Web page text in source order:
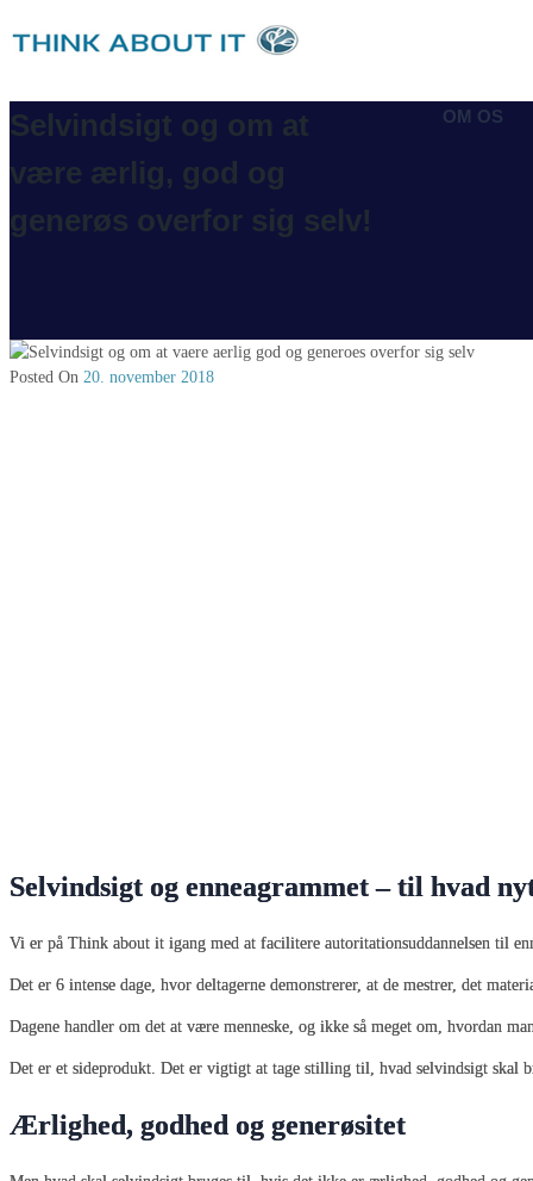
OM OS
Selvindsigt og om at
være ærlig, god og
generøs overfor sig selv!
Posted On 20. november 2018
Selvindsigt og enneagrammet – til hvad
Vi er på Think about it igang med at facilitere autoritationsuddannelsen til
Det er 6 intense dage, hvor deltagerne demonstrerer, at de mestrer, det
Dagene handler om det at være menneske, og ikke så meget om, hvordan
Det er et sideprodukt. Det er vigtigt at tage stilling til, hvad selvindsigt skal
Ærlighed, godhed og generøsitet